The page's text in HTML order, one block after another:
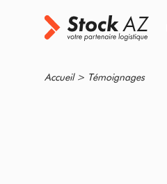
Accueil> Témoignages